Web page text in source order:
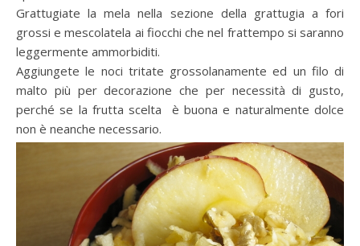
Grattugiate la mela nella sezione della grattugia a fori
grossi e mescolatela ai fiocchi che nel frattempo si saranno
leggermente ammorbiditi.
Aggiungete le noci tritate grossolanamente ed un filo di
malto più per decorazione che per necessità di gusto,
perché se la frutta scelta è buona e naturalmente dolce
non è neanche necessario.